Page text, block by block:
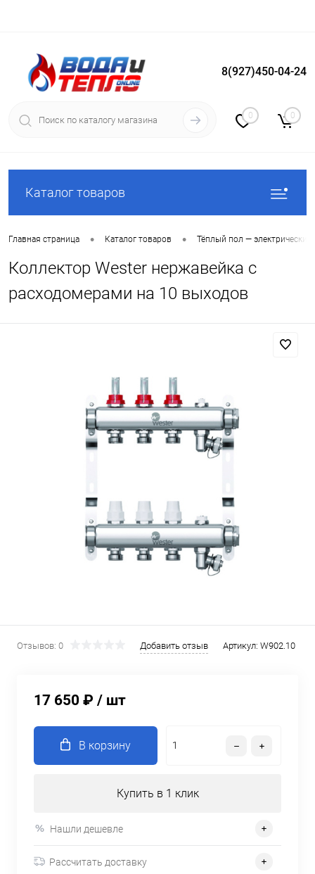
Вход Регистрация
8(927)450-04-24
0 0
Каталог товаров
Главная страница • Каталог товаров • Тёплый пол —
Коллектор Wester нержавейка с
расходомерами на 10 выходов
Отзывов: 0 Добавить отзыв Артикул: W902.10
17 650 ₽ / шт
В корзину
Купить в 1 клик
Нашли дешевле
Рассчитать доставку